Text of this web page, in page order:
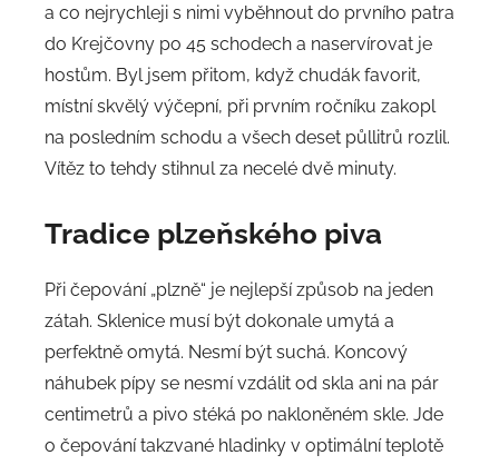
a co nejrychleji s nimi vyběhnout do prvního patra
do Krejčovny po 45 schodech a naservírovat je
hostům. Byl jsem přitom, když chudák favorit,
místní skvělý výčepní, při prvním ročníku zakopl
na posledním schodu a všech deset půllitrů rozlil.
Vítěz to tehdy stihnul za necelé dvě minuty.
Tradice plzeňského piva
Při čepování „plzně“ je nejlepší způsob na jeden
zátah. Sklenice musí být dokonale umytá a
perfektně omytá. Nesmí být suchá. Koncový
náhubek pípy se nesmí vzdálit od skla ani na pár
centimetrů a pivo stéká po nakloněném skle. Jde
o čepování takzvané hladinky v optimální teplotě